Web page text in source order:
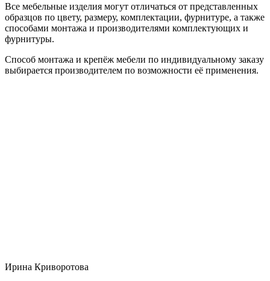
Все мебельные изделия могут отличаться от представленных
образцов по цвету, размеру, комплектации, фурнитуре, а также
способами монтажа и производителями комплектующих и
фурнитуры.
Способ монтажа и крепёж мебели по индивидуальному заказу
выбирается производителем по возможности её применения.
Ирина Криворотова